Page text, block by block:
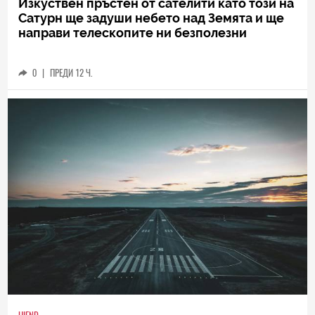
Изкуствен пръстен от сателити като този на
Сатурн ще задуши небето над Земята и ще
направи телескопите ни безполезни
0 | ПРЕДИ 12 Ч.